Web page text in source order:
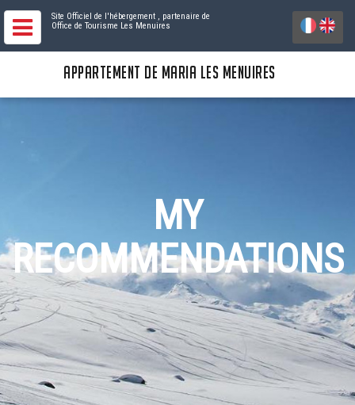
Site Officiel de l'hébergement , partenaire de
Office de Tourisme Les Menuires
APPARTEMENT DE MARIA LES MENUIRES
MY
RECOMMENDATIONS